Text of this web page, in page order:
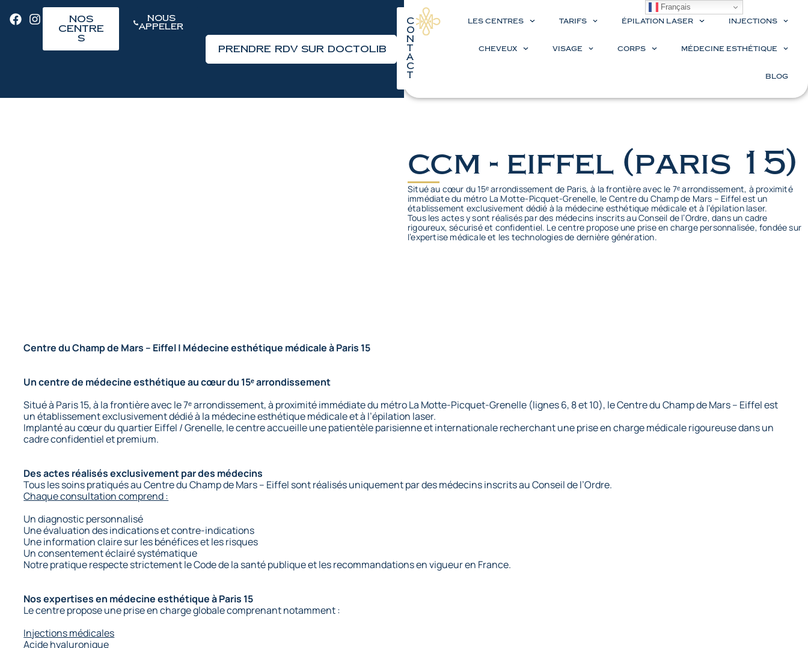
Nos
Centre
s
Nous
Appeler
Prendre RDV sur Doctolib
C
o
n
t
a
c
t
LES CENTRES TARIFS ÉPILATION LASER INJECTIONS
CHEVEUX VISAGE CORPS MÉDECINE ESTHÉTIQUE
BLOG
ccm - eiffel (paris 15)
Situé au cœur du 15ᵉ arrondissement de Paris, à la frontière avec le 7ᵉ arrondissement, à proximité
immédiate du métro La Motte-Picquet-Grenelle, le Centre du Champ de Mars – Eiffel est un
établissement exclusivement dédié à la médecine esthétique médicale et à l’épilation laser.
Tous les actes y sont réalisés par des médecins inscrits au Conseil de l’Ordre, dans un cadre
rigoureux, sécurisé et confidentiel. Le centre propose une prise en charge personnalisée, fondée sur
l’expertise médicale et les technologies de dernière génération.
Centre du Champ de Mars – Eiffel | Médecine esthétique médicale à Paris 15
Un centre de médecine esthétique au cœur du 15ᵉ arrondissement
Situé à Paris 15, à la frontière avec le 7ᵉ arrondissement,à proximité immédiate du métro La Motte-Picquet-Grenelle (lignes 6, 8 et 10), le Centre du Champ de Mars – Eiffel est
un établissement exclusivement dédié à la médecine esthétique médicale et à l’épilation laser.
Implanté au cœur du quartier Eiffel / Grenelle, le centre accueille une patientèle parisienne et internationale recherchant une prise en charge médicale rigoureuse dans un
cadre confidentiel et premium.
Des actes réalisés exclusivement par des médecins
Tous les soins pratiqués au Centre du Champ de Mars – Eiffel sont réalisés uniquement par des médecins inscrits au Conseil de l’Ordre.
Chaque consultation comprend :
Un diagnostic personnalisé
Une évaluation des indications et contre-indications
Une information claire sur les bénéfices et les risques
Un consentement éclairé systématique
Notre pratique respecte strictement le Code de la santé publique et les recommandations en vigueur en France.
Nos expertises en médecine esthétique à Paris 15
Le centre propose une prise en charge globale comprenant notamment :
Injections médicales
Acide hyaluronique
Français